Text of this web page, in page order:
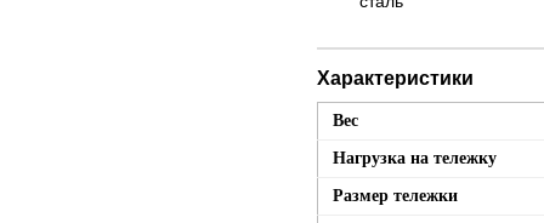
Характеристики
Вес
Нагрузка на тележку
Размер тележки